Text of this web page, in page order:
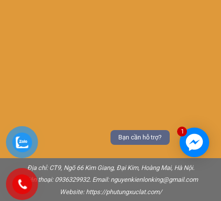
Địa chỉ: CT9, Ngõ 66 Kim Giang, Đại Kim, Hoàng Mai, Hà Nội.
Điện thoại: 0936329932. Email: nguyenkienlonking@gmail.com
Website: https://phutungxuclat.com/
1
Bạn cần hỗ trợ?